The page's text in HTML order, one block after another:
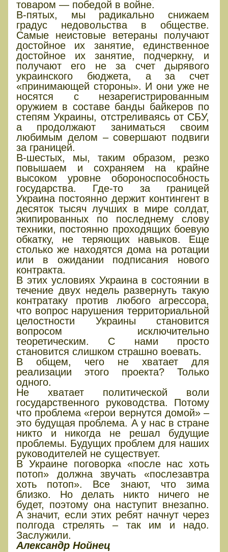
товаром — победой в войне.
В-пятых, мы радикально снижаем
градус недовольства в обществе.
Самые неистовые ветераны получают
достойное их занятие, единственное
достойное их занятие, подчеркну, и
получают его не за счет дырявого
украинского бюджета, а за счет
«принимающей стороны». И они уже не
носятся с незарегистрированным
оружием в составе банды байкеров по
степям Украины, отстреливаясь от СБУ,
а продолжают заниматься своим
любимым делом – совершают подвиги
за границей.
В-шестых, мы, таким образом, резко
повышаем и сохраняем на крайне
высоком уровне обороноспособность
государства. Где-то за границей
Украина постоянно держит контингент в
десяток тысяч лучших в мире солдат,
экипированных по последнему слову
техники, постоянно проходящих боевую
обкатку, не теряющих навыков. Еще
столько же находятся дома на ротации
или в ожидании подписания нового
контракта.
В этих условиях Украина в состоянии в
течение двух недель развернуть такую
контратаку против любого агрессора,
что вопрос нарушения территориальной
целостности Украины становится
вопросом исключительно
теоретическим. С нами просто
становится слишком страшно воевать.
В общем, чего не хватает для
реализации этого проекта? Только
одного.
Не хватает политической воли
государственного руководства. Потому
что проблема «герои вернутся домой» –
это будущая проблема. А у нас в стране
никто и никогда не решал будущие
проблемы. Будущих проблем для наших
руководителей не существует.
В Украине поговорка «после нас хоть
потоп» должна звучать «послезавтра
хоть потоп». Все знают, что зима
близко. Но делать никто ничего не
будет, поэтому она наступит внезапно.
А значит, если этих ребят начнут через
полгода стрелять – так им и надо.
Заслужили.
Александр Нойнец